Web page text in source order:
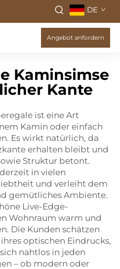
DE
Angebot anfordern
Kaminsimse
Kante
ist eine Art
Kamin oder einfach
Es wirkt natürlich, da
erhalten bleibt und
Struktur betont.
in vielen
und verleiht dem
gemütliches Ambiente.
Live-Edge-
Wohnraum warm und
Die Kunden schätzen
optischen Eindrucks,
nahtlos in jeden
– ob modern oder